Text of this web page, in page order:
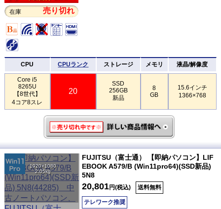
在庫 売り切れ
CPU CPUランク ストレージ メモリ 液晶/解像度
Core i5
8265U
【8世代】
4コア8スレ
20
SSD
256GB
新品
8
GB
15.6インチ
1366×768
1920×1080
2.05kg
FUJITSU（富士通） 【即納パソコン】LIF
EBOOK A579/B (Win11pro64)(SSD新品)
5N8
20,801円(税込) 送料無料
テレワーク推奨